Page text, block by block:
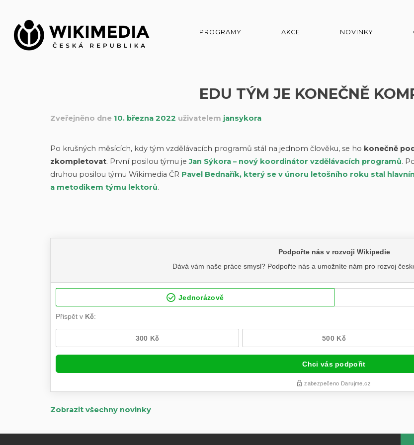
obsah
PROGRAMY AKCE NOVINKY
EDU TÝM JE KONEČNĚ
Zveřejněno dne 10. března 2022 uživatelem jansykora
Po krušných měsících, kdy tým vzdělávacích programů stál na jednom člověku, se ho konečně
zkompletovat. První posilou týmu jeJan Sýkora – nový koordinátor vzdělávacích programů.
druhou posilou týmu Wikimedia ČR Pavel Bednařík, který se v únoru letošního roku stal
a metodikem týmu lektorů.
Zobrazit všechny novinky